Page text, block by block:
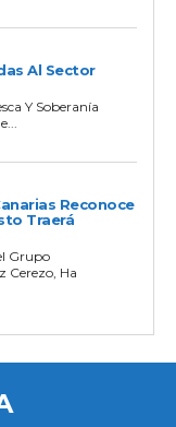
Al Sector
Y Soberanía
Reconoce
Traerá
Grupo
Cerezo, Ha